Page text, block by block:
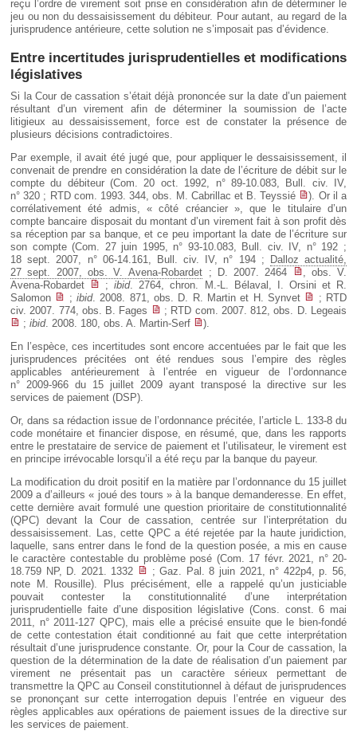
reçu l’ordre de virement soit prise en considération afin de déterminer le
jeu ou non du dessaisissement du débiteur. Pour autant, au regard de la
jurisprudence antérieure, cette solution ne s’imposait pas d’évidence.
Entre incertitudes jurisprudentielles et modifications
législatives
Si la Cour de cassation s’était déjà prononcée sur la date d’un paiement
résultant d’un virement afin de déterminer la soumission de l’acte
litigieux au dessaisissement, force est de constater la présence de
plusieurs décisions contradictoires.
Par exemple, il avait été jugé que, pour appliquer le dessaisissement, il
convenait de prendre en considération la date de l’écriture de débit sur le
compte du débiteur (Com. 20 oct. 1992, n° 89-10.083, Bull. civ. IV,
n° 320 ; RTD com. 1993. 344, obs. M. Cabrillac et B. Teyssié
). Or il a
corrélativement été admis, « côté créancier », que le titulaire d’un
compte bancaire disposait du montant d’un virement fait à son profit dès
sa réception par sa banque, et ce peu important la date de l’écriture sur
son compte (Com. 27 juin 1995, n° 93-10.083, Bull. civ. IV, n° 192 ;
18 sept. 2007, n° 06-14.161, Bull. civ. IV, n° 194 ; Dalloz actualité,
27 sept. 2007, obs. V. Avena-Robardet ; D. 2007. 2464
, obs. V.
Avena-Robardet
;ibid. 2764, chron. M.-L. Bélaval, I. Orsini et R.
Salomon
;ibid. 2008. 871, obs. D. R. Martin et H. Synvet
; RTD
civ. 2007. 774, obs. B. Fages
; RTD com. 2007. 812, obs. D. Legeais
; ibid. 2008. 180, obs. A. Martin-Serf
).
En l’espèce, ces incertitudes sont encore accentuées par le fait que les
jurisprudences précitées ont été rendues sous l’empire des règles
applicables antérieurement à l’entrée en vigueur de l’ordonnance
n° 2009-966 du 15 juillet 2009 ayant transposé la directive sur les
services de paiement (DSP).
Or, dans sa rédaction issue de l’ordonnance précitée, l’article L. 133-8 du
code monétaire et financier dispose, en résumé, que, dans les rapports
entre le prestataire de service de paiement et l’utilisateur, le virement est
en principe irrévocable lorsqu’il a été reçu par la banque du payeur.
La modification du droit positif en la matière par l’ordonnance du 15 juillet
2009 a d’ailleurs « joué des tours » à la banque demanderesse. En effet,
cette dernière avait formulé une question prioritaire de constitutionnalité
(QPC) devant la Cour de cassation, centrée sur l’interprétation du
dessaisissement. Las, cette QPC a été rejetée par la haute juridiction,
laquelle, sans entrer dans le fond de la question posée, a mis en cause
le caractère contestable du problème posé (Com. 17 févr. 2021, n° 20-
18.759 NP, D. 2021. 1332
; Gaz. Pal. 8 juin 2021, n° 422p4, p. 56,
note M. Rousille). Plus précisément, elle a rappelé qu’un justiciable
pouvait contester la constitutionnalité d’une interprétation
jurisprudentielle faite d’une disposition législative (Cons. const. 6 mai
2011, n° 2011-127 QPC), mais elle a précisé ensuite que le bien-fondé
de cette contestation était conditionné au fait que cette interprétation
résultait d’une jurisprudence constante. Or, pour la Cour de cassation, la
question de la détermination de la date de réalisation d’un paiement par
virement ne présentait pas un caractère sérieux permettant de
transmettre la QPC au Conseil constitutionnel à défaut de jurisprudences
se prononçant sur cette interrogation depuis l’entrée en vigueur des
règles applicables aux opérations de paiement issues de la directive sur
les services de paiement.